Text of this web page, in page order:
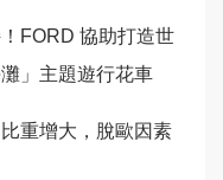
FORD 協助打造世
」主題遊行花車
重增大，脫歐因素